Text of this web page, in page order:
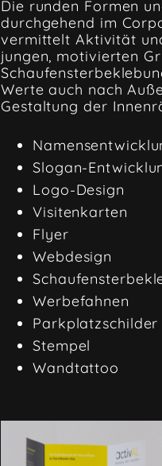
Die runden Formen
durchgehend im
vermittelt Aktivität
jungen, motivierten
Werte auch nach
Gestaltung der
Slogan-
Logo-Design
Visitenkarten
Flyer
Webdesign
Werbefahnen
Parkplatzschilder
Stempel
Wandtattoo